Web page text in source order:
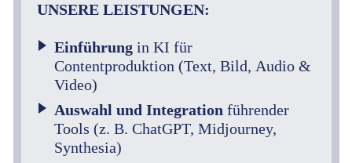
UNSERE LEISTUNGEN:
Einführungin KI für
Contentproduktion (Text, Bild, Audio &
Video)
Auswahl und Integration führender
Tools (z. B. ChatGPT, Midjourney,
Synthesia)